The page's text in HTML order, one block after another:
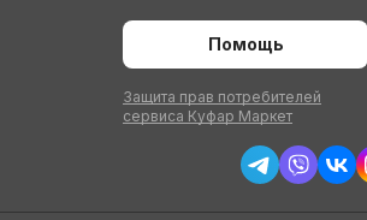
Помощь
Защита прав потребителей
сервиса Куфар Маркет